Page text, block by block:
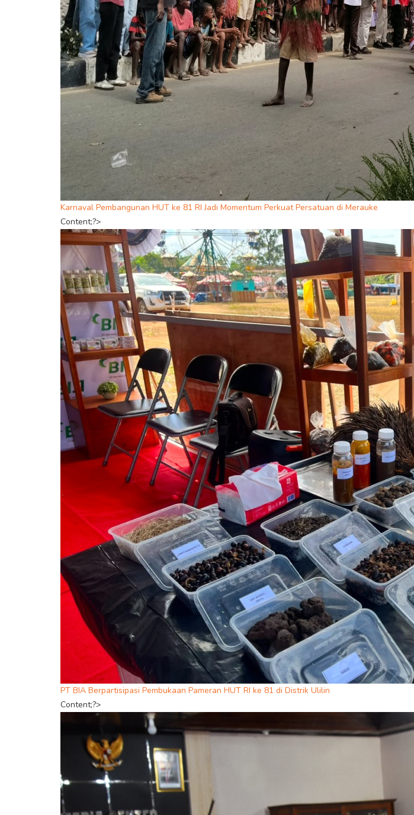
Karnaval Pembangunan HUT ke 81 RI Jadi Momentum Perkuat Persatuan di Merauke
Content;?>
PT BIA Berpartisipasi Pembukaan Pameran HUT RI ke 81 di Distrik Ulilin
Content;?>